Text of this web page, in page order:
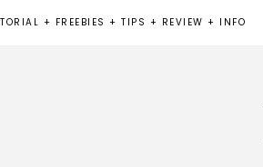
+ FREEBIES + TIPS + REVIEW + INFO